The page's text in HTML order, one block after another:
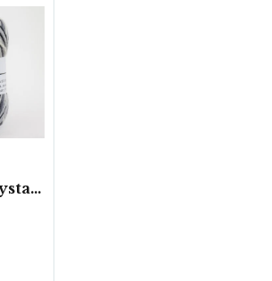
Basic - 10 nystan/ fp. a50 g